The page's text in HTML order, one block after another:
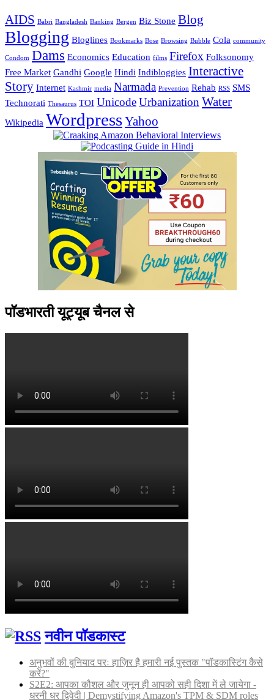
AIDS Babri Bangladesh Banking Bergen Biz Stone Blog
Blogging Bloglines Bookmarks Bose Browsing Bubble Cola community
Condom Dams Economics Education films Firefox Folksonomy
Free Market Gandhi Google Hindi Indibloggies Interactive
Story Internet Kashmir media Narmada Prevention Rehab RSS SMS
Technorati Thesaurus TOI UnicodeUrbanization Water
Wikipedia WordpressYahoo
पॉडभारती यूट्यूब चैनल से
नवीन पॉडकास्ट
अनुभवों की बुनियाद परः हाज़िर है हमारी नई पुस्तक "पॉडकास्टिंग कैसे
करें?"
S2E2: आपका कौशल और जुनून ही आपको सही दिशा में ले जायेगा -
धरनी धर द्विवेदी | Demystifying Amazon's TPM & SDM roles